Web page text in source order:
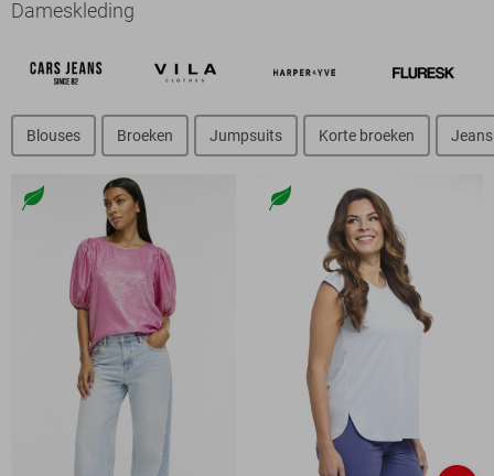
Dameskleding
Blouses Broeken Jumpsuits Korte broeken Jeans